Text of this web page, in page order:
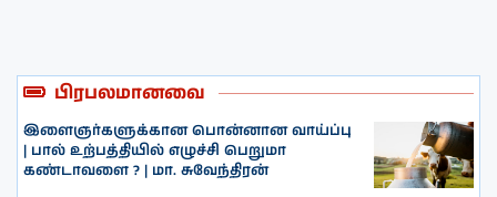
பிரபலமானவை
இளைஞர்களுக்கான பொன்னான வாய்ப்பு
| பால் உற்பத்தியில் எழுச்சி பெறுமா
கண்டாவளை ? | மா. சுவேந்திரன்